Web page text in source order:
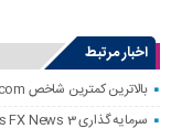
اخبار مرتبط
بالاترین کمترین شاخص MT4 – forexmt4indicators.com